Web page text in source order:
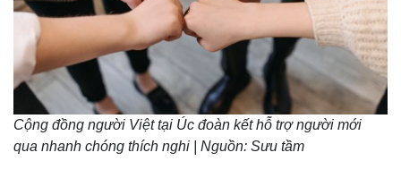
Cộng đồng người Việt tại Úc đoàn kết hỗ trợ người mới
qua nhanh chóng thích nghi | Nguồn: Sưu tầm